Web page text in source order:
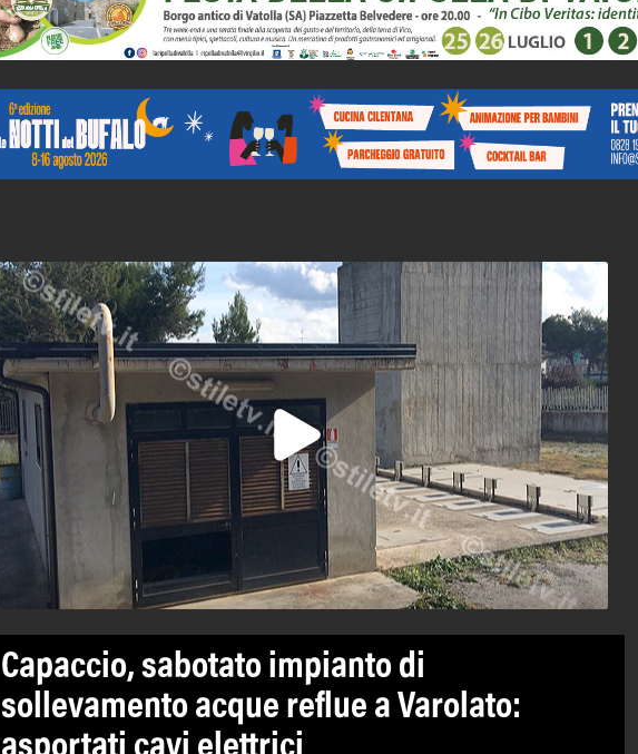
Capaccio, sabotato impianto di
sollevamento acque reflue a Varolato: